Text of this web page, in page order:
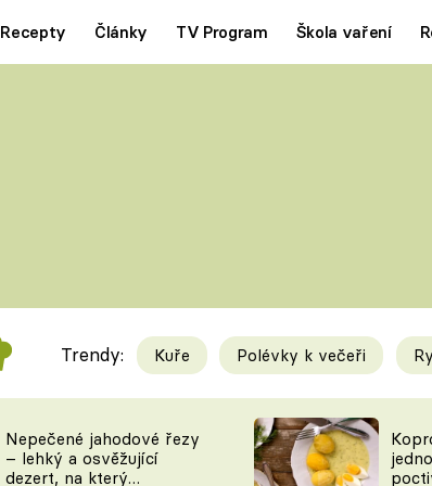
Recepty Články TV Program Škola vaření
Videorecepty
TEĎ VAŘÍ ŠÉF!
Tipy a
KAM ZA
Trendy: Kuře Polévky k večeři
Nepečené jahodové řezy
– lehký a osvěžující
dezert, na který